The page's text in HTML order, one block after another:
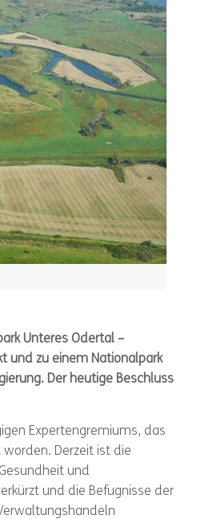
Unteres Odertal –
und zu einem Nationalpark
Der heutige Beschluss
Expertengremiums, das
Derzeit ist die
und
und die Befugnisse der